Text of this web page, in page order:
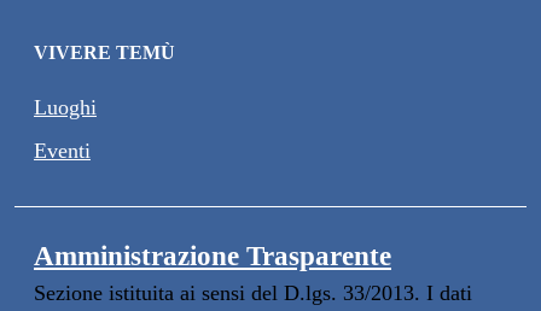
VIVERE TEMÙ
Luoghi
Eventi
Amministrazione Trasparente
Sezione istituita ai sensi del D.lgs. 33/2013. I dati